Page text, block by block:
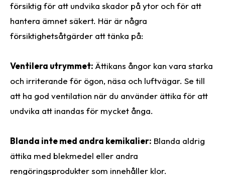
försiktig för att undvika skador på ytor och för att
hantera ämnet säkert. Här är några
försiktighetsåtgärder att tänka på:
Ventilera utrymmet: Ättikans ångor kan vara starka
och irriterande för ögon, näsa och luftvägar. Se till
att ha god ventilation när du använder ättika för att
undvika att inandas för mycket ånga.
Blanda inte med andra kemikalier: Blanda aldrig
ättika med blekmedel eller andra
rengöringsprodukter som innehåller klor.